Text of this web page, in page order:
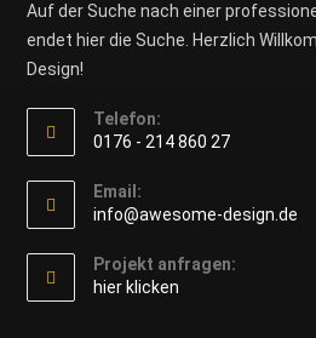
Auf der Suche nach einer
endet hier die Suche. Herzlich
Design!
Telefon:
0176 - 214 860 27
Email:
info@awesome-design.de
Projekt anfragen:
hier klicken